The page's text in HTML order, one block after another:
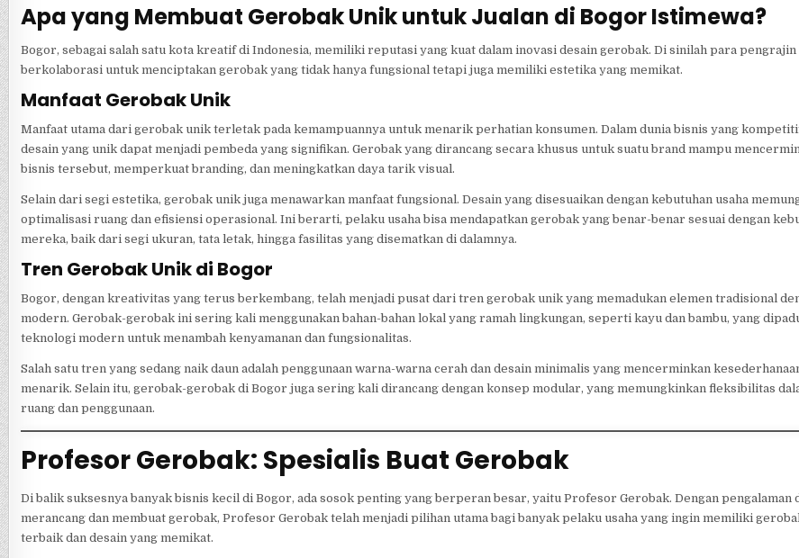
Apa yang Membuat Gerobak Unik untuk Jualan di Bogor Istimewa?
Bogor, sebagai salah satu kota kreatif di Indonesia, memiliki reputasi yang kuat dalam inovasi desain gerobak. Di sinilah para
berkolaborasi untuk menciptakan gerobak yang tidak hanya fungsional tetapi juga memiliki estetika yang memikat.
Manfaat Gerobak Unik
Manfaat utama dari gerobak unik terletak pada kemampuannya untuk menarik perhatian konsumen. Dalam dunia bisnis yang
desain yang unik dapat menjadi pembeda yang signifikan. Gerobak yang dirancang secara khusus untuk suatu brand mampu
bisnis tersebut, memperkuat branding, dan meningkatkan daya tarik visual.
Selain dari segi estetika, gerobak unik juga menawarkan manfaat fungsional. Desain yang disesuaikan dengan kebutuhan usaha
optimalisasi ruang dan efisiensi operasional. Ini berarti, pelaku usaha bisa mendapatkan gerobak yang benar-benar sesuai dengan
mereka, baik dari segi ukuran, tata letak, hingga fasilitas yang disematkan di dalamnya.
Tren Gerobak Unik di Bogor
Bogor, dengan kreativitas yang terus berkembang, telah menjadi pusat dari tren gerobak unik yang memadukan elemen tradisional
modern. Gerobak-gerobak ini sering kali menggunakan bahan-bahan lokal yang ramah lingkungan, seperti kayu dan bambu, yang
teknologi modern untuk menambah kenyamanan dan fungsionalitas.
Salah satu tren yang sedang naik daun adalah penggunaan warna-warna cerah dan desain minimalis yang mencerminkan
menarik. Selain itu, gerobak-gerobak di Bogor juga sering kali dirancang dengan konsep modular, yang memungkinkan fleksibilitas
ruang dan penggunaan.
Profesor Gerobak: Spesialis Buat Gerobak
Di balik suksesnya banyak bisnis kecil di Bogor, ada sosok penting yang berperan besar, yaitu Profesor Gerobak. Dengan pengalaman
merancang dan membuat gerobak, Profesor Gerobak telah menjadi pilihan utama bagi banyak pelaku usaha yang ingin memiliki
terbaik dan desain yang memikat.